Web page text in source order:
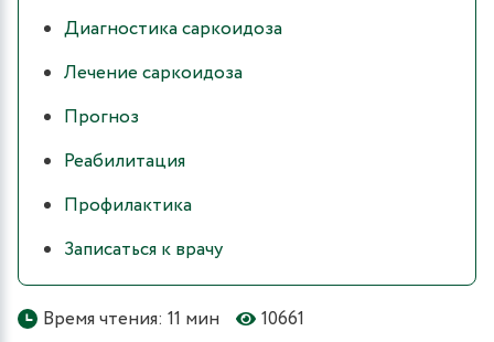
Время чтения: 11 мин
10661
Диагностика саркоидоза
Лечение саркоидоза
Прогноз
Реабилитация
Профилактика
Записаться к врачу